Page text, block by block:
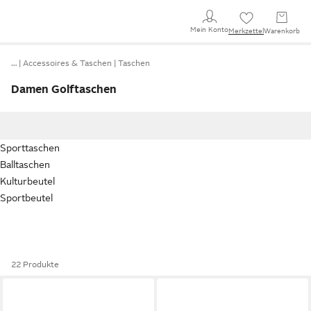
Mein KontoMerkzettel Warenkorb
… Accessoires & Taschen Taschen
Damen Golftaschen
Sporttaschen
Balltaschen
Kulturbeutel
Sportbeutel
22 Produkte